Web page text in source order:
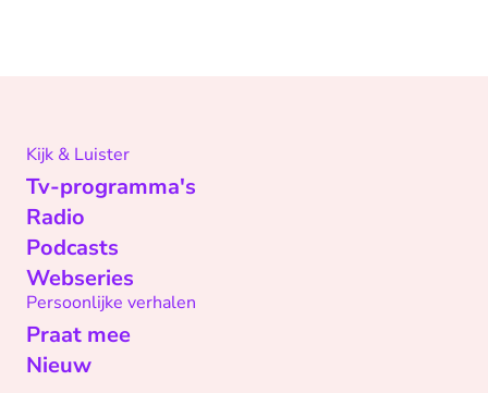
Kijk & Luister
Tv-programma's
Radio
Podcasts
Webseries
Persoonlijke verhalen
Praat mee
Nieuw